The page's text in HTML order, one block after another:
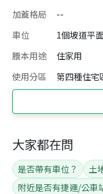
加蓋格局
--
車位
1個坡道平
謄本用途
住家用
使用分區
第四種住宅
大家都在問
是否帶有車位？
土
附近是否有捷運/公車